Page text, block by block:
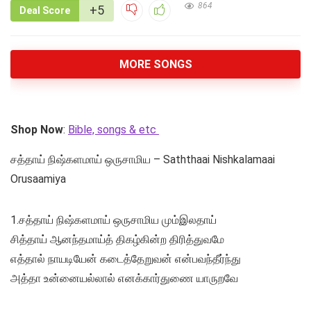
Deal Score +5 864
MORE SONGS
Shop Now: Bible, songs & etc
சத்தாய் நிஷ்களமாய் ஒருசாமிய – Saththaai Nishkalamaai
Orusaamiya
1.சத்தாய் நிஷ்களமாய் ஒருசாமிய மும்இலதாய்
சித்தாய் ஆனந்தமாய்த் திகழ்கின்ற திரித்துவமே
எத்தால் நாயடியேன் கடைத்தேறுவன் என்பவந்தீர்ந்து
அத்தா உன்னையல்லால் எனக்கார்துணை யாருறவே